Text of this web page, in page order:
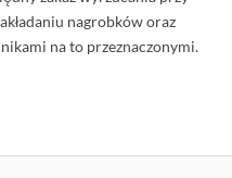
nagrobków oraz
na to przeznaczonymi.